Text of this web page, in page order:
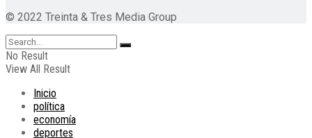
© 2022 Treinta & Tres Media Group
No Result
View All Result
Inicio
política
economía
deportes